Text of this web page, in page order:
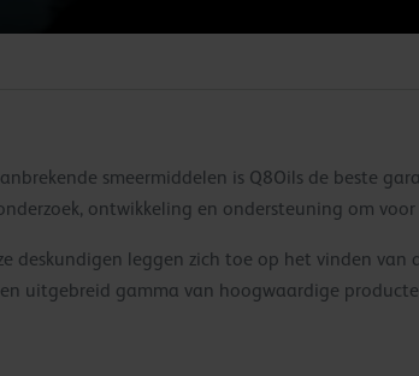
smeermiddelen is Q8Oils de beste
ontwikkeling en ondersteuning om
deskundigen leggen zich toe op het vinden
uitgebreid gamma van hoogwaardige